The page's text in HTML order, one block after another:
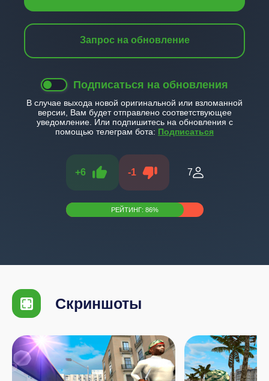
Запрос на обновление
Подписаться на обновления
В случае выхода новой оригинальной или взломанной
версии, Вам будет отправлено соответствующее
уведомление. Или подпишитесь на обновления с
помощью телеграм бота: Подписаться
+6 -1 7
РЕЙТИНГ: 86%
Скриншоты